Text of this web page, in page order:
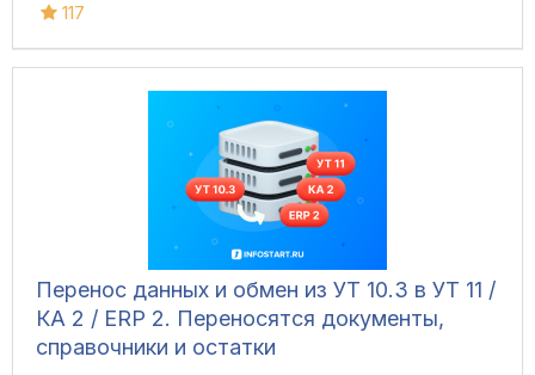
117
Перенос данных и обмен из УТ 10.3 в УТ 11 /
КА 2 / ERP 2. Переносятся документы,
справочники и остатки